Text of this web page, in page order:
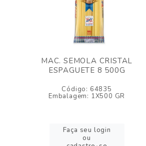
MAC. SEMOLA CRISTAL
ESPAGUETE 8 500G
Código: 64835
Embalagem: 1X500 GR
Faça seu login
ou